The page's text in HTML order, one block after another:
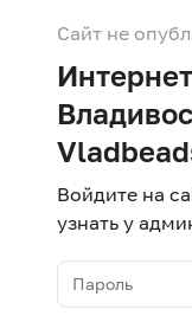
Сайт не
Войдите на
узнать у